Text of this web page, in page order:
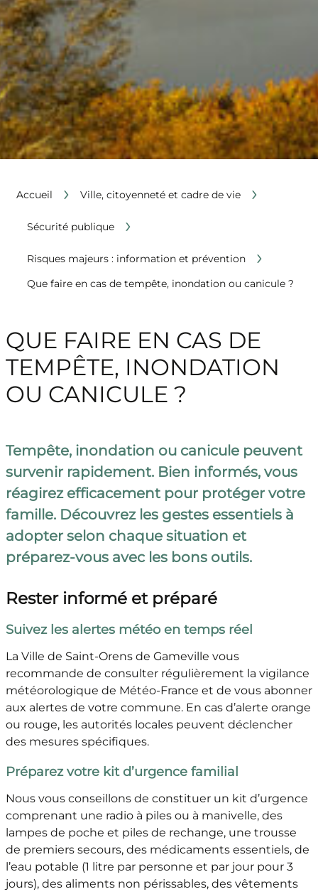
Accueil › Ville, citoyenneté et cadre de vie ›
Sécurité publique ›
Risques majeurs : information et prévention ›
Que faire en cas de tempête, inondation ou canicule ?
QUE FAIRE EN CAS DE
TEMPÊTE, INONDATION
OU CANICULE ?
Tempête, inondation ou canicule peuvent
survenir rapidement. Bien informés, vous
réagirez efficacement pour protéger votre
famille. Découvrez les gestes essentiels à
adopter selon chaque situation et
préparez-vous avec les bons outils.
Rester informé et préparé
Suivez les alertes météo en temps réel
La Ville de Saint-Orens de Gameville vous
recommande de consulter régulièrement la vigilance
météorologique de Météo-France et de vous abonner
aux alertes de votre commune. En cas d’alerte orange
ou rouge, les autorités locales peuvent déclencher
des mesures spécifiques.
Préparez votre kit d’urgence familial
Nous vous conseillons de constituer un kit d’urgence
comprenant une radio à piles ou à manivelle, des
lampes de poche et piles de rechange, une trousse
de premiers secours, des médicaments essentiels, de
l’eau potable (1 litre par personne et par jour pour 3
jours), des aliments non périssables, des vêtements